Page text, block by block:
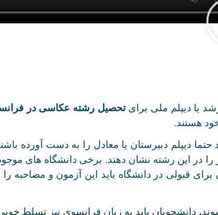
یا دیپلم ملی برایتحصیل رشته عکاسی در
هستند.
دیپلم دبیرستان یا معادل را به دست آورده
در این رشته نشان دهند. برخی دانشگاه های
قبولی در دانشگاه باید این آزمون و مصاحبه
دانشجویان باید به زبان فرانسوی نیز تسلط